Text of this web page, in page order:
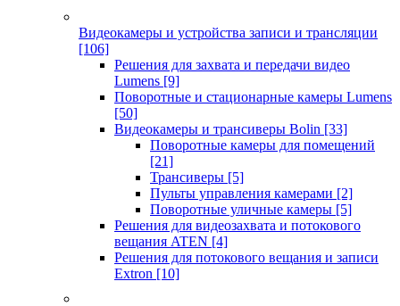
Видеокамеры и устройства записи и трансляции
[106]
Решения для захвата и передачи видео
Lumens [9]
Поворотные и стационарные камеры Lumens
[50]
Видеокамеры и трансиверы Bolin [33]
Поворотные камеры для помещений
[21]
Трансиверы [5]
Пульты управления камерами [2]
Поворотные уличные камеры [5]
Решения для видеозахвата и потокового
вещания ATEN [4]
Решения для потокового вещания и записи
Extron [10]